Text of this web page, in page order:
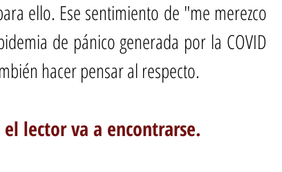
ello. Ese sentimiento de "me merezco
de pánico generada por la COVID
hacer pensar al respecto.
lector va a encontrarse.